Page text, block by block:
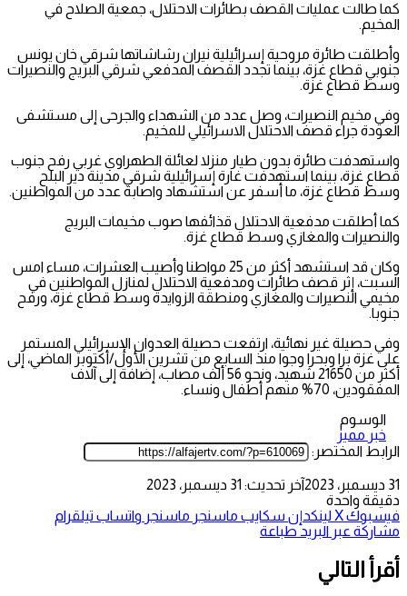
كما طالت عمليات القصف بطائرات الاحتلال، جمعية الصلاح في
المخيم.
وأطلقت طائرة مروحية إسرائيلية نيران رشاشاتها شرقي خان يونس
جنوبي قطاع غزة، بينما تجدد القصف المدفعي شرقي البريج والنصيرات
وسط قطاع غزة.
وفي مخيم النصيرات، وصل عدد من الشهداء والجرحى إلى مستشفى
العودة جراء قصف الاحتلال الاسرائيلي للمخيم.
واستهدفت طائرة بدون طيار منزلا لعائلة الطهراوي غربي رفح جنوب
قطاع غزة، بينما استهدفت غارة إسرائيلية شرقي مدينة دير البلح
وسط قطاع غزة، ما أسفر عن استشهاد واصابة عدد من المواطنين.
كما أطلقت مدفعية الاحتلال قذائفها صوب مخيمات البريج
والنصيرات والمغازي وسط قطاع غزة.
وكان قد استشهد أكثر من 25 مواطنا وأصيب العشرات، مساء امس
السبت، إثر قصف طائرات ومدفعية الاحتلال لمنازل المواطنين في
مخيمي النصيرات والمغازي ومنطقة الزوايدة وسط قطاع غزة، ورفح
جنوبا.
وفي حصيلة غير نهائية، ارتفعت حصيلة العدوان الإسرائيلي المستمر
على غزة برا وبحرا وجوا منذ السابع من تشرين الأول/أكتوبر الماضي، إلى
أكثر من 21650 شهيد، ونحو 56 ألف مصاب، إضافة إلى آلاف
المفقودين، 70% منهم أطفال ونساء.
الوسوم
خبر مميز
الرابط المختصر:
31 ديسمبر، 2023
آخر تحديث: 31 ديسمبر، 2023
دقيقة واحدة
فيسبوك‫Xلينكدإن سكايب ماسنجر ماسنجر واتساب تيلقرام
مشاركة عبر البريد طباعة
أقرأ التالي